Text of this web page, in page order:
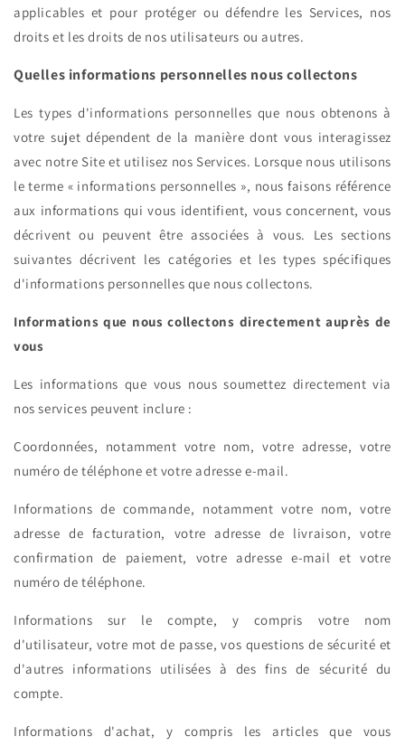
applicables et pour protéger ou défendre les Services, nos
droits et les droits de nos utilisateurs ou autres.
Quelles informations personnelles nous collectons
Les types d'informations personnelles que nous obtenons à
votre sujet dépendent de la manière dont vous interagissez
avec notre Site et utilisez nos Services. Lorsque nous utilisons
le terme « informations personnelles », nous faisons référence
aux informations qui vous identifient, vous concernent, vous
décrivent ou peuvent être associées à vous. Les sections
suivantes décrivent les catégories et les types spécifiques
d'informations personnelles que nous collectons.
Informations que nous collectons directement auprès de
vous
Les informations que vous nous soumettez directement via
nos services peuvent inclure :
Coordonnées, notamment votre nom, votre adresse, votre
numéro de téléphone et votre adresse e-mail.
Informations de commande, notamment votre nom, votre
adresse de facturation, votre adresse de livraison, votre
confirmation de paiement, votre adresse e-mail et votre
numéro de téléphone.
Informations sur le compte, y compris votre nom
d'utilisateur, votre mot de passe, vos questions de sécurité et
d'autres informations utilisées à des fins de sécurité du
compte.
Informations d'achat, y compris les articles que vous